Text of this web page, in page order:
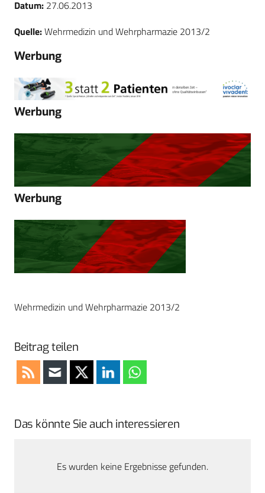
Datum: 27.06.2013
Quelle:Wehrmedizin und Wehrpharmazie 2013/2
Werbung
Werbung
Werbung
Wehrmedizin und Wehrpharmazie 2013/2
Beitrag teilen
Das könnte Sie auch interessieren
Es wurden keine Ergebnisse gefunden.